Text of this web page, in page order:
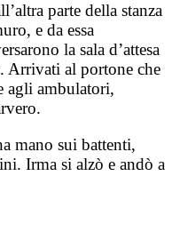
parte della stanza
e da essa
la sala d’attesa
Arrivati al portone che
agli ambulatori,
mano sui battenti,
Irma si alzò e andò a